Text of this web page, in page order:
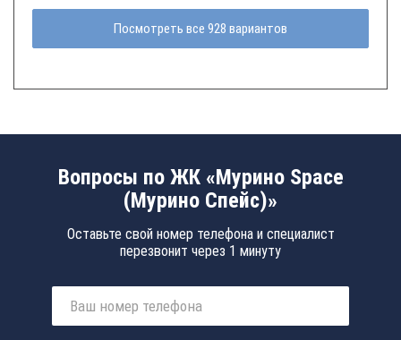
Посмотреть все 928 вариантов
Вопросы по ЖК «Мурино Space
(Мурино Спейс)»
Оставьте свой номер телефона и специалист
перезвонит через 1 минуту